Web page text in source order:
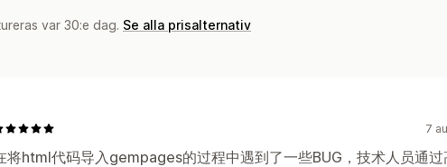
var 30:e dag. Se alla prisalternativ
7
将html代码导入gempages的过程中遇到了一些BUG，技术人员通过